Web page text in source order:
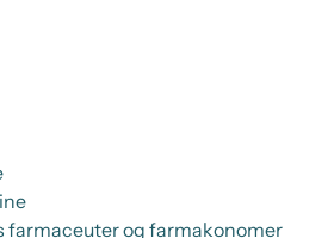
farmaceuter og farmakonomer